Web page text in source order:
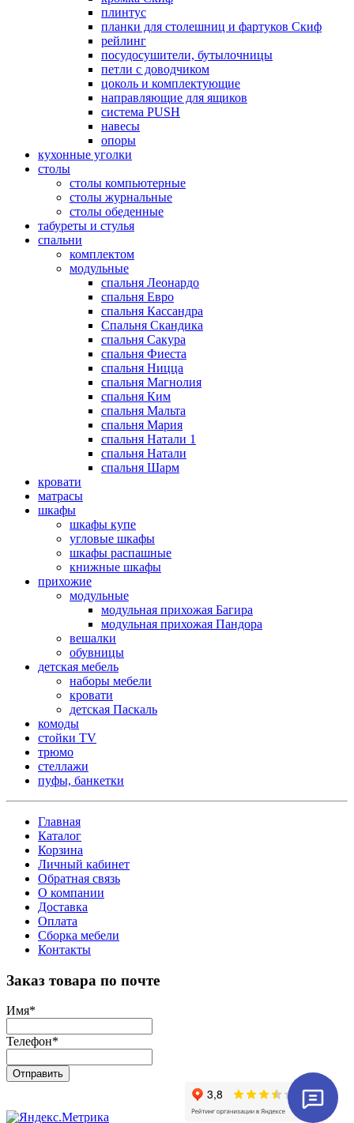
плинтус
планки для столешниц и фартуков Скиф
рейлинг
посудосушители, бутылочницы
петли с доводчиком
цоколь и комплектующие
направляющие для ящиков
система PUSH
навесы
опоры
кухонные уголки
столы
столы компьютерные
столы журнальные
столы обеденные
табуреты и стулья
спальни
комплектом
модульные
спальня Леонардо
спальня Евро
спальня Кассандра
Спальня Скандика
спальня Сакура
спальня Фиеста
спальня Ницца
спальня Магнолия
спальня Ким
спальня Мальта
спальня Мария
спальня Натали 1
спальня Натали
спальня Шарм
кровати
матрасы
шкафы
шкафы купе
угловые шкафы
шкафы распашные
книжные шкафы
прихожие
модульные
модульная прихожая Багира
модульная прихожая Пандора
вешалки
обувницы
детская мебель
наборы мебели
кровати
детская Паскаль
комоды
стойки TV
трюмо
стеллажи
пуфы, банкетки
Главная
Каталог
Корзина
Личный кабинет
Обратная связь
О компании
Доставка
Оплата
Сборка мебели
Контакты
Заказ товара по почте
Имя*
Телефон*
Отправить